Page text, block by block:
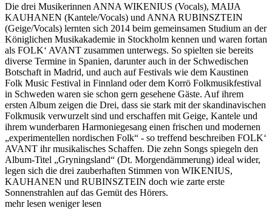
Die drei Musikerinnen ANNA WIKENIUS (Vocals), MAIJA
KAUHANEN (Kantele/Vocals) und ANNA RUBINSZTEIN
(Geige/Vocals) lernten sich 2014 beim gemeinsamen Studium an der
Königlichen Musikakademie in Stockholm kennen und waren fortan
als FOLK‘ AVANT zusammen unterwegs. So spielten sie bereits
diverse Termine in Spanien, darunter auch in der Schwedischen
Botschaft in Madrid, und auch auf Festivals wie dem Kaustinen
Folk Music Festival in Finnland oder dem Korrö Folkmusikfestival
in Schweden waren sie schon gern gesehene Gäste. Auf ihrem
ersten Album zeigen die Drei, dass sie stark mit der skandinavischen
Folkmusik verwurzelt sind und erschaffen mit Geige, Kantele und
ihrem wunderbaren Harmoniegesang einen frischen und modernen
„experimentellen nordischen Folk“ - so treffend beschreiben FOLK‘
AVANT ihr musikalisches Schaffen. Die zehn Songs spiegeln den
Album-Titel „Gryningsland“ (Dt. Morgendämmerung) ideal wider,
legen sich die drei zauberhaften Stimmen von WIKENIUS,
KAUHANEN und RUBINSZTEIN doch wie zarte erste
Sonnenstrahlen auf das Gemüt des Hörers.
mehr lesen weniger lesen